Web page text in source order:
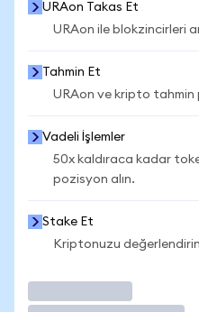
URAon Takas Et
URAon ile blokzincirleri
Tahmin Et
URAon ve kripto tahmin
Vadeli İşlemler
50x kaldıraca kadar
pozisyon alın.
Stake Et
Kriptonuzu